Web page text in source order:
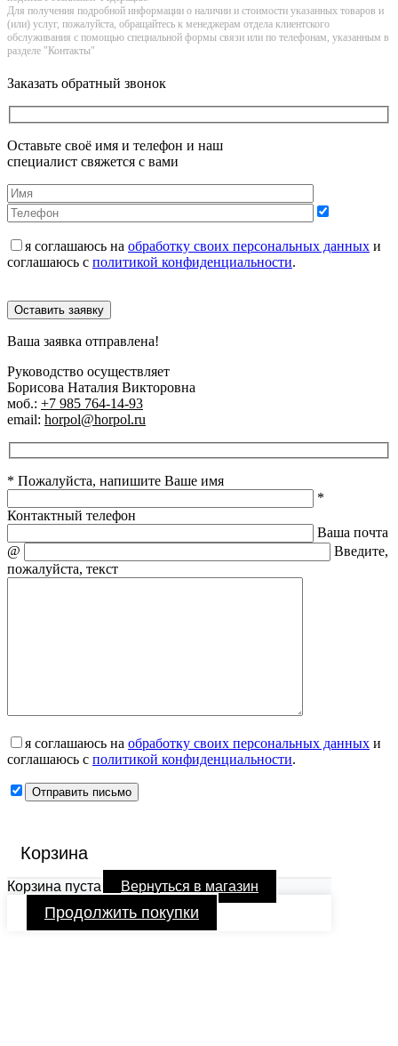
Для получения подробной информации о наличии и стоимости указанных товаров и
(или) услуг, пожалуйста, обращайтесь к менеджерам отдела клиентского
обслуживания с помощью специальной формы связи или по телефонам, указанным в
разделе "Контакты"
Заказать обратный звонок
Оставьте своё имя и телефон и наш
специалист свяжется с вами
я соглашаюсь на обработку своих персональных данных и
соглашаюсь с политикой конфиденциальности.
Оставить заявку
Ваша заявка отправлена!
Руководство осуществляет
Борисова Наталия Викторовна
моб.: +7 985 764-14-93
email: horpol@horpol.ru
* Пожалуйста, напишите Ваше имя
*
Контактный телефон
Ваша почта
@
Введите,
пожалуйста, текст
я соглашаюсь на обработку своих персональных данных и
соглашаюсь с политикой конфиденциальности.
Корзина
Корзина пуста Вернуться в магазин
Продолжить покупки